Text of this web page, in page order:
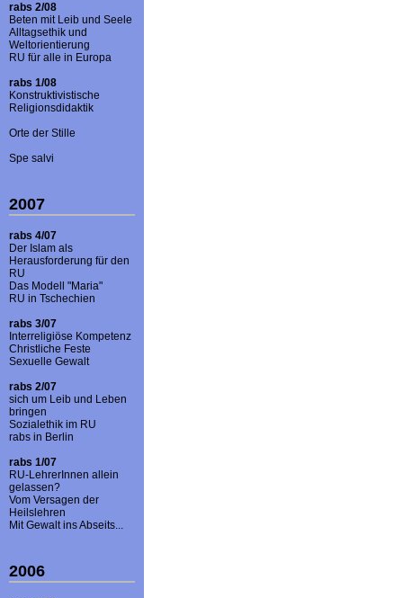
rabs 2/08
Beten mit Leib und Seele
Alltagsethik und
Weltorientierung
RU für alle in Europa
rabs 1/08
Konstruktivistische
Religionsdidaktik
Orte der Stille
Spe salvi
2007
rabs 4/07
Der Islam als
Herausforderung für den
RU
Das Modell "Maria"
RU in Tschechien
rabs 3/07
Interreligiöse Kompetenz
Christliche Feste
Sexuelle Gewalt
rabs 2/07
sich um Leib und Leben
bringen
Sozialethik im RU
rabs in Berlin
rabs 1/07
RU-LehrerInnen allein
gelassen?
Vom Versagen der
Heilslehren
Mit Gewalt ins Abseits...
2006